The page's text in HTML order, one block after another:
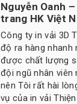
Nguyễn Oanh
trang HK Việt
Công ty in vải 3D
độ ra hàng nhanh
được chất lượng
đội ngũ nhân viên
nên Tôi rất hài
vụ của in vải